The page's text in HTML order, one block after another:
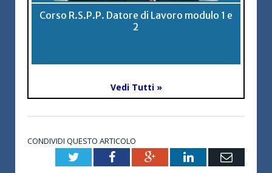
Corso R.S.P.P. Datore di Lavoro modulo 1 e
2
Vedi Tutti »
CONDIVIDI QUESTO ARTICOLO
TwitterFacebookGoogle+LinkedInEmail